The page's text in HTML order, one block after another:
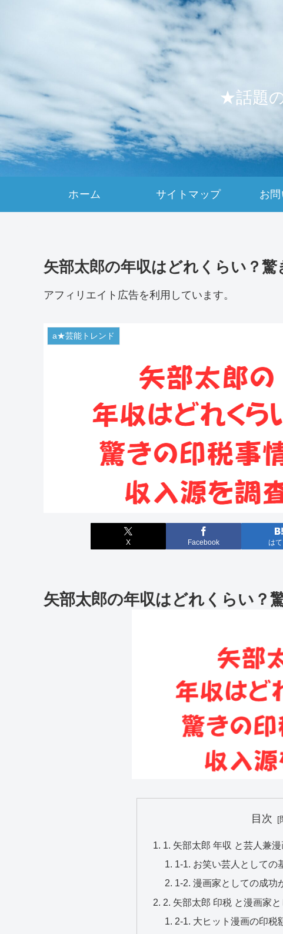
★話題
ホーム サイトマップ お
矢部太郎の年収はどれくらい？
アフィリエイト広告を利用しています。
a★芸能トレンド
X Facebook は
矢部太郎の年収はどれくらい？
目次
1. 矢部太郎 年収 と芸人兼
1-1. お笑い芸人としての
1-2. 漫画家としての成功
2. 矢部太郎 印税 と漫画家
2-1. 大ヒット漫画の印税